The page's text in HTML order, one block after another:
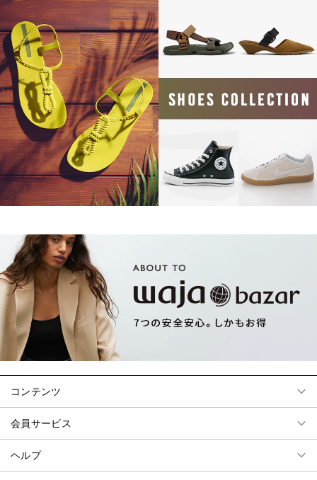
コンテンツ
会員サービス
ヘルプ